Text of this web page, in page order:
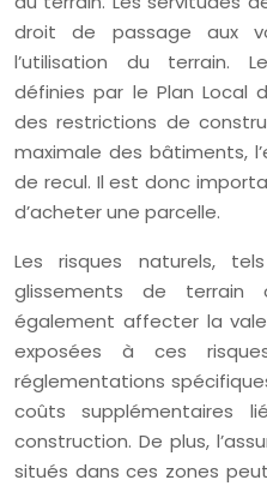
droit de passage aux
l’utilisation du terrain.
définies par le Plan Local
des restrictions de
maximale des bâtiments,
de recul. Il est donc
d’acheter une parcelle.
Les risques naturels,
glissements de terrain
également affecter la
exposées à ces
réglementations
coûts
construction. De plus,
situés dans ces zones